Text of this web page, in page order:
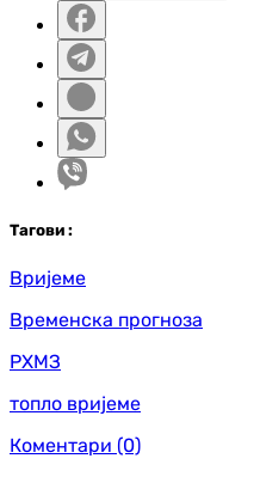
Тагови :
Вријеме
Временска прогноза
РХМЗ
топло вријеме
Коментари (0)